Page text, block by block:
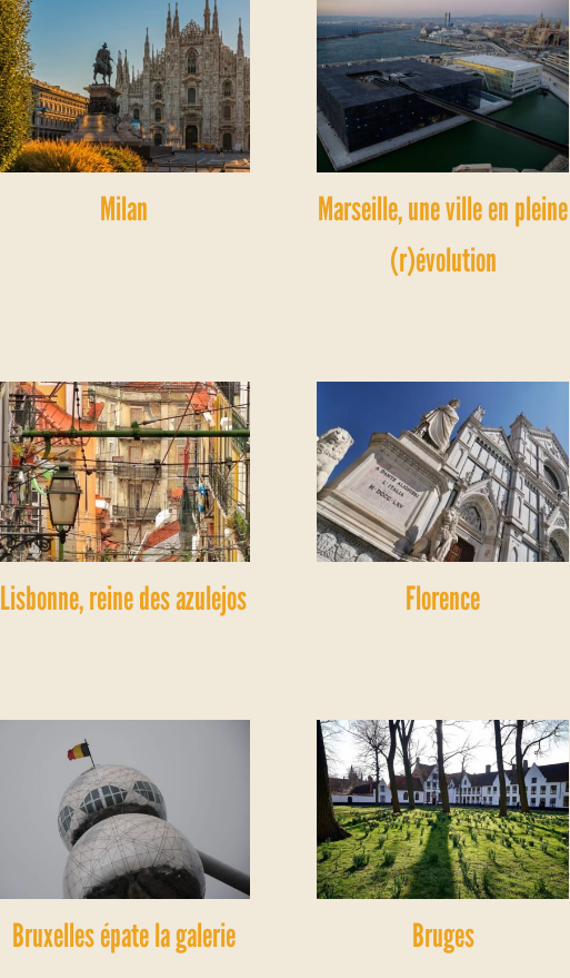
Milan
Marseille, une ville en pleine
(r)évolution
Lisbonne, reine des azulejos Florence
Bruxelles épate la galerie Bruges